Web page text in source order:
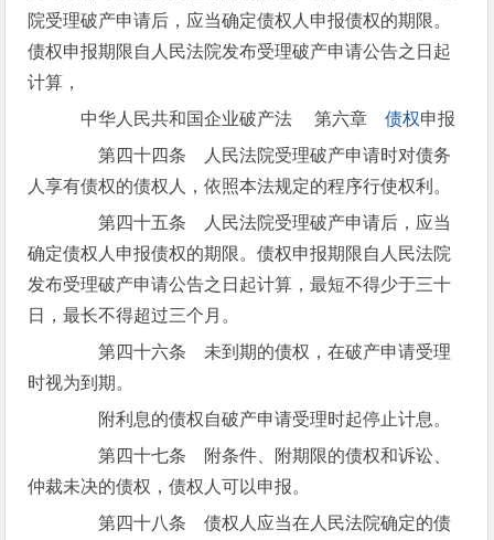
院受理破产申请后，应当确定债权人申报债权的期限。
债权申报期限自人民法院发布受理破产申请公告之日起
计算，
中华人民共和国企业破产法 第六章债权申报
第四十四条 人民法院受理破产申请时对债务
人享有债权的债权人，依照本法规定的程序行使权利。
第四十五条 人民法院受理破产申请后，应当
确定债权人申报债权的期限。债权申报期限自人民法院
发布受理破产申请公告之日起计算，最短不得少于三十
日，最长不得超过三个月。
第四十六条 未到期的债权，在破产申请受理
时视为到期。
附利息的债权自破产申请受理时起停止计息。
第四十七条 附条件、附期限的债权和诉讼、
仲裁未决的债权，债权人可以申报。
第四十八条 债权人应当在人民法院确定的债